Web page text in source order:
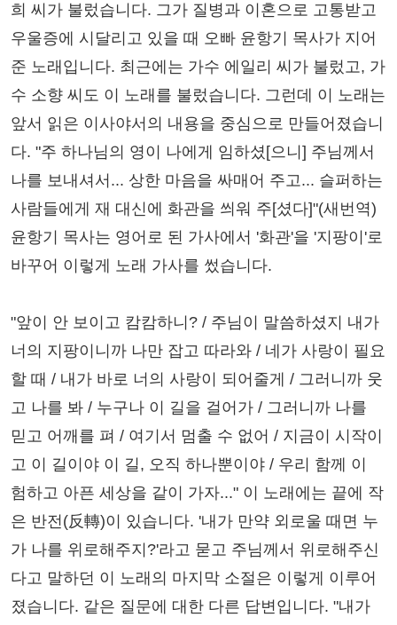
희 씨가 불렀습니다. 그가 질병과 이혼으로 고통받고
우울증에 시달리고 있을 때 오빠 윤항기 목사가 지어
준 노래입니다. 최근에는 가수 에일리 씨가 불렀고, 가
수 소향 씨도 이 노래를 불렀습니다. 그런데 이 노래는
앞서 읽은 이사야서의 내용을 중심으로 만들어졌습니
다. "주 하나님의 영이 나에게 임하셨[으니] 주님께서
나를 보내셔서... 상한 마음을 싸매어 주고... 슬퍼하는
사람들에게 재 대신에 화관을 씌워 주[셨다]"(새번역)
윤항기 목사는 영어로 된 가사에서 '화관'을 '지팡이'로
바꾸어 이렇게 노래 가사를 썼습니다.
"앞이 안 보이고 캄캄하니? / 주님이 말씀하셨지 내가
너의 지팡이니까 나만 잡고 따라와 / 네가 사랑이 필요
할 때 / 내가 바로 너의 사랑이 되어줄게 / 그러니까 웃
고 나를 봐 / 누구나 이 길을 걸어가 / 그러니까 나를
믿고 어깨를 펴 / 여기서 멈출 수 없어 / 지금이 시작이
고 이 길이야 이 길, 오직 하나뿐이야 / 우리 함께 이
험하고 아픈 세상을 같이 가자..." 이 노래에는 끝에 작
은 반전(反轉)이 있습니다. '내가 만약 외로울 때면 누
가 나를 위로해주지?'라고 묻고 주님께서 위로해주신
다고 말하던 이 노래의 마지막 소절은 이렇게 이루어
졌습니다. 같은 질문에 대한 다른 답변입니다. "내가